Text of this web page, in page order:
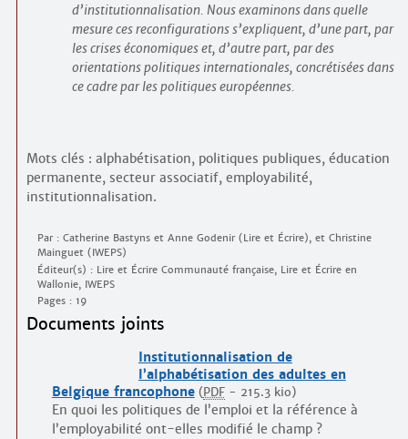
d’institutionnalisation. Nous examinons dans quelle
mesure ces reconfigurations s’expliquent, d’une part, par
les crises économiques et, d’autre part, par des
orientations politiques internationales, concrétisées dans
ce cadre par les politiques européennes.
Mots clés : alphabétisation, politiques publiques, éducation
permanente, secteur associatif, employabilité,
institutionnalisation.
Par : Catherine Bastyns et Anne Godenir (Lire et Écrire), et Christine
Mainguet (IWEPS)
Éditeur(s) : Lire et Écrire Communauté française, Lire et Écrire en
Wallonie, IWEPS
Pages : 19
Documents joints
Institutionnalisation de
l’alphabétisation des adultes en
Belgique francophone ( PDF- 215.3 kio)
En quoi les politiques de l’emploi et la référence à
l’employabilité ont-elles modifié le champ ?